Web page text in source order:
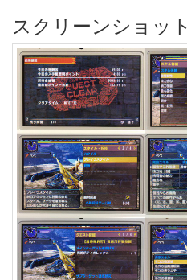
スクリーンショット